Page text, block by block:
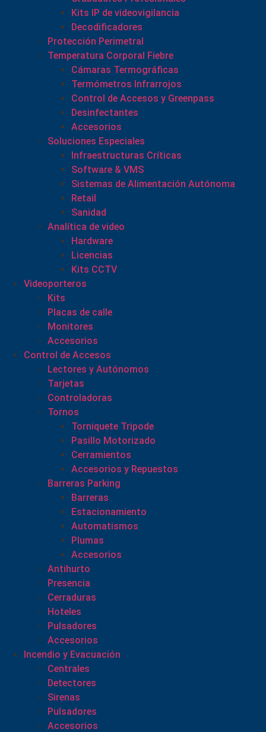
Kits IP de videovigilancia
Decodificadores
Protección Perimetral
Temperatura Corporal Fiebre
Cámaras Termográficas
Termómetros Infrarrojos
Control de Accesos y Greenpass
Desinfectantes
Accesorios
Soluciones Especiales
Infraestructuras Críticas
Software & VMS
Sistemas de Alimentación Autónoma
Retail
Sanidad
Analítica de video
Hardware
Licencias
Kits CCTV
Videoporteros
Kits
Placas de calle
Monitores
Accesorios
Control de Accesos
Lectores y Autónomos
Tarjetas
Controladoras
Tornos
Torniquete Tripode
Pasillo Motorizado
Cerramientos
Accesorios y Repuestos
Barreras Parking
Barreras
Estacionamiento
Automatismos
Plumas
Accesorios
Antihurto
Presencia
Cerraduras
Hoteles
Pulsadores
Accesorios
Incendio y Evacuación
Centrales
Detectores
Sirenas
Pulsadores
Accesorios